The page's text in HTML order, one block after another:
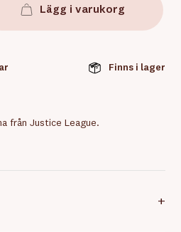
Lägg i varukorg
Finns i lager
från Justice League.
+